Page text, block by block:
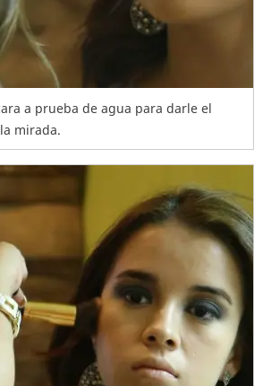
a prueba de agua para darle el
mirada.